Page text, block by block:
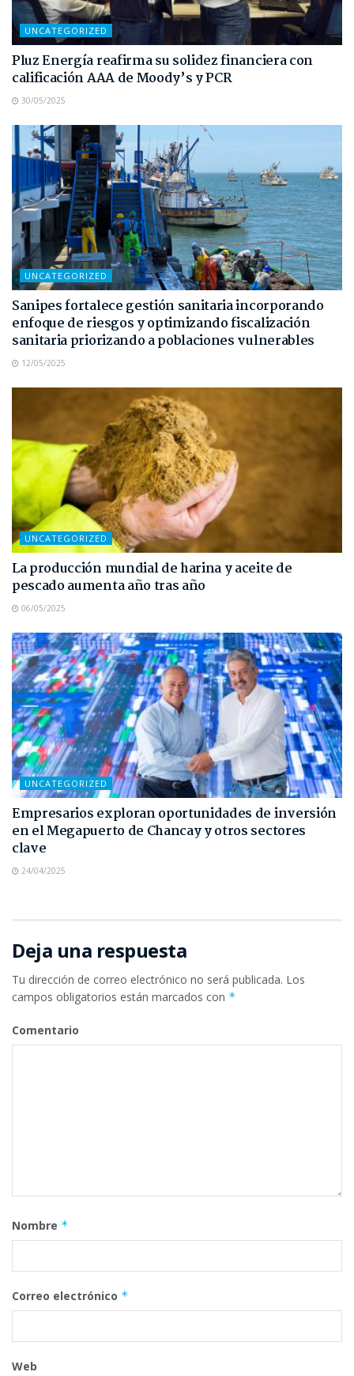
UNCATEGORIZED
Pluz Energía reafirma su solidez financiera con
calificación AAA de Moody’s y PCR
30/05/2025
UNCATEGORIZED
Sanipes fortalece gestión sanitaria incorporando
enfoque de riesgos y optimizando fiscalización
sanitaria priorizando a poblaciones vulnerables
12/05/2025
UNCATEGORIZED
La producción mundial de harina y aceite de
pescado aumenta año tras año
06/05/2025
UNCATEGORIZED
Empresarios exploran oportunidades de inversión
en el Megapuerto de Chancay y otros sectores
clave
24/04/2025
Deja una respuesta
Tu dirección de correo electrónico no será publicada. Los
campos obligatorios están marcados con *
Comentario
Nombre *
Correo electrónico *
Web